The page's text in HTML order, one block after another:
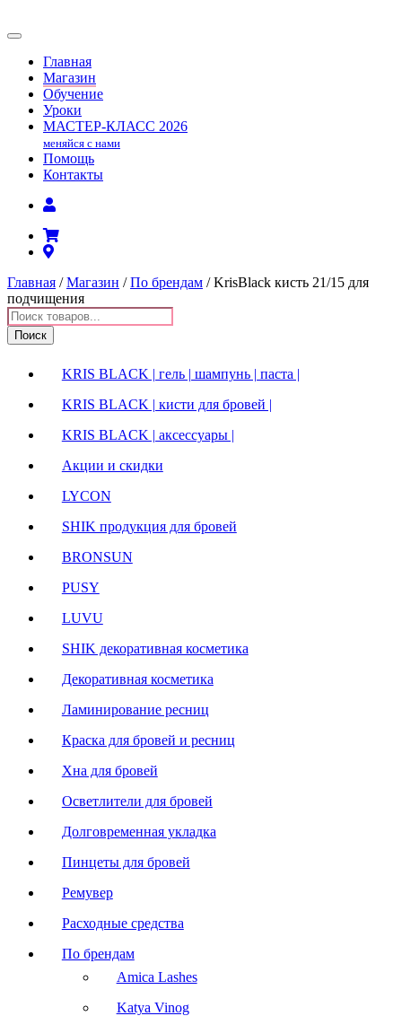
Главная
Магазин
Обучение
Уроки
МАСТЕР-КЛАСС 2026
меняйся с нами
Помощь
Контакты
Главная /Магазин /По брендам / KrisBlack кисть 21/15 для
подчищения
Поиск
товаров
Поиск
KRIS BLACK | гель | шампунь | паста |
KRIS BLACK | кисти для бровей |
KRIS BLACK | аксессуары |
Акции и скидки
LYCON
SHIK продукция для бровей
BRONSUN
PUSY
LUVU
SHIK декоративная косметика
Декоративная косметика
Ламинирование ресниц
Краска для бровей и ресниц
Хна для бровей
Осветлители для бровей
Долговременная укладка
Пинцеты для бровей
Ремувер
Расходные средства
По брендам
Amica Lashes
Katya Vinog